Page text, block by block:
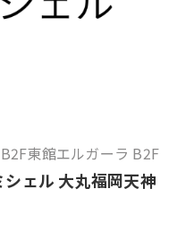
東館エルガーラ B2F
シェル 大丸福岡天神